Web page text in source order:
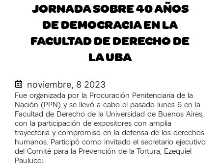
JORNADA SOBRE 40 AÑOS
DE DEMOCRACIA EN LA
FACULTAD DE DERECHO DE
LA UBA
noviembre, 8 2023
Fue organizada por la Procuración Penitenciaria de la
Nación (PPN) y se llevó a cabo el pasado lunes 6 en la
Facultad de Derecho de la Universidad de Buenos Aires,
con la participación de expositores con amplia
trayectoria y compromiso en la defensa de los derechos
humanos. Participó como invitado el secretario ejecutivo
del Comité para la Prevención de la Tortura, Ezequiel
Paulucci.